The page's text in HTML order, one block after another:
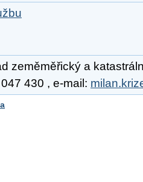
zeměměřický a
430 , e-mail: